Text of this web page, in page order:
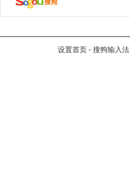
设置首页 - 搜狗输入法